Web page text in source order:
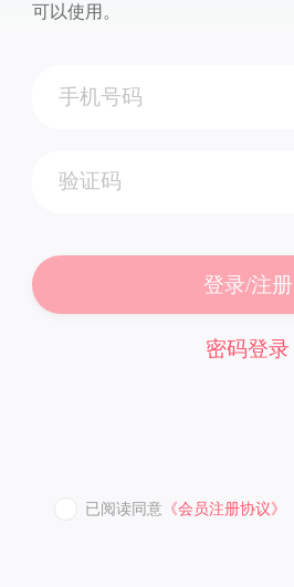
可以使用。
登录/注册
密码登录
已阅读同意 《会员注册协议》